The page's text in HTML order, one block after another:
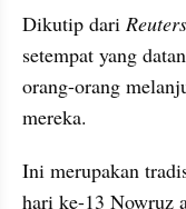
Dikutip dari Reuters
setempat yang
orang-orang
mereka.
Ini merupakan
hari ke-13 Nowruz